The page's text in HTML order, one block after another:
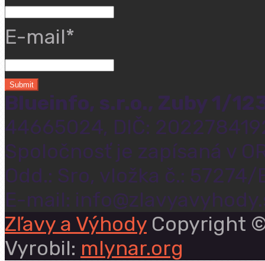
E-mail*
Blueinfo, s.r.o., Zuby 1/
44665024, DIČ:
Spoločnosť je zapísaná v
Odd.: Sro, vložka č.: 57274/
E-mail:
Zľavy a Výhody Copyright
Vyrobil: mlynar.org